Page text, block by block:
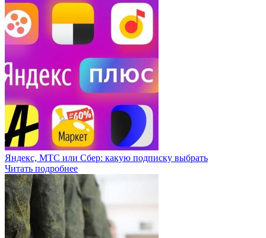
Яндекс, МТС или Сбер: какую подписку выбрать
Читать подробнее